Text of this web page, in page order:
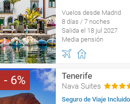
Vuelos desde Madrid
8 días / 7 noches
Salida el 18 jul 2027
Media pensión
6 Tenerife
Nava Suites
Seguro de Viaje Incluido